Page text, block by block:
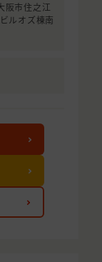
阪市住之江
ルオズ棟南